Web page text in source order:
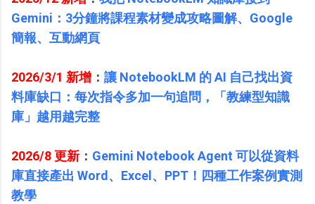
Gemini：3分鐘將課程素材變成攻略圖解、Google
簡報、互動網頁
2026/3/1 新增 ： 讓 NotebookLM 的 AI 自己找出資
料庫缺口：每次指令多加一句追問，「教練型知識
庫」越用越完整
2026/8 更新 ： Gemini Notebook Agent 可以從資料
庫直接產出 Word、Excel、PPT！四種工作案例實測
教學